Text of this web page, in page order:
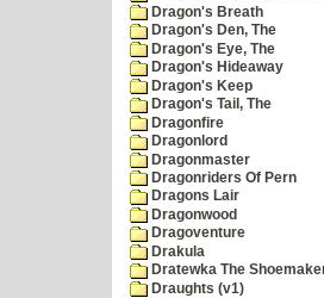
Dragon's Breath
Dragon's Den, The
Dragon's Eye, The
Dragon's Hideaway
Dragon's Keep
Dragon's Tail, The
Dragonfire
Dragonlord
Dragonmaster
Dragonriders Of Pern
Dragons Lair
Dragonwood
Dragoventure
Drakula
Dratewka The
Draughts (v1)